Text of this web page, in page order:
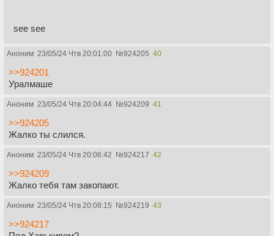
see see
Аноним 23/05/24 Чтв 20:01:00 №924205 40
>>924201
Уралмаше
Аноним 23/05/24 Чтв 20:04:44 №924209 41
>>924205
Жалко ты слился.
Аноним 23/05/24 Чтв 20:06:42 №924217 42
>>924209
Жалко тебя там закопают.
Аноним 23/05/24 Чтв 20:08:15 №924219 43
>>924217